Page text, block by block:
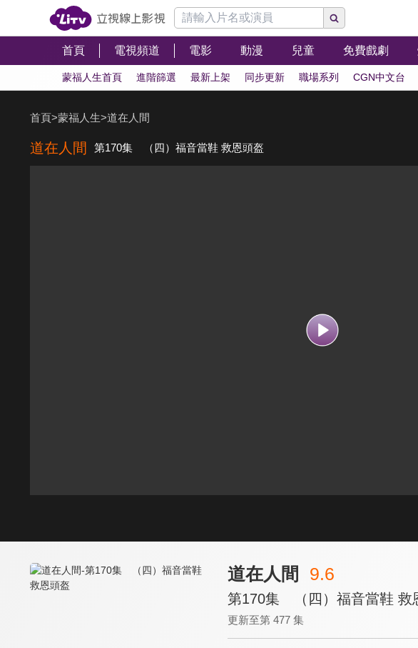
首頁 電視頻道 電影 動漫 兒童 免費戲劇
蒙福人生首頁 進階篩選 最新上架 同步更新 職場系列 CGN中文台
首頁>蒙福人生>道在人間
道在人間 第170集 （四）福音當鞋 救恩頭盔
道在人間 9.6
第170集 （四）福音當鞋 救
更新至第 477 集